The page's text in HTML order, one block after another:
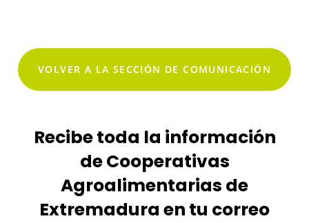
VOLVER A LA SECCIÓN DE COMUNICACIÓN
Recibe toda la información
de Cooperativas
Agroalimentarias de
Extremadura en tu correo